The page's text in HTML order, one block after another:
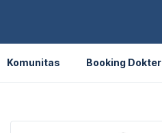
Komunitas Booking Dokter